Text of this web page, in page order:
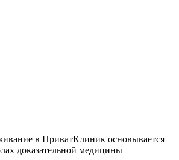
в ПриватКлиник основывается
доказательной медицины